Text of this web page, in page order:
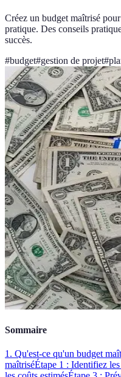
Créez un budget maîtrisé
pratique. Des conseils
succès.
#budget#gestion de projet#
Sommaire
1. Qu'est-ce qu'un budget
maîtriséÉtape 1 : Identifiez